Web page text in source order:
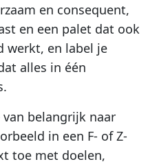
en consequent,
en een palet dat ook
werkt, en label je
alles in één
belangrijk naar
in een F- of Z-
toe met doelen,